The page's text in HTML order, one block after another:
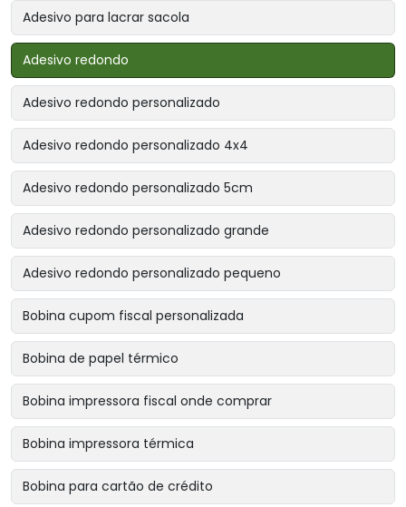
Adesivo para lacrar sacola
Adesivo redondo
Adesivo redondo personalizado
Adesivo redondo personalizado 4x4
Adesivo redondo personalizado 5cm
Adesivo redondo personalizado grande
Adesivo redondo personalizado pequeno
Bobina cupom fiscal personalizada
Bobina de papel térmico
Bobina impressora fiscal onde comprar
Bobina impressora térmica
Bobina para cartão de crédito